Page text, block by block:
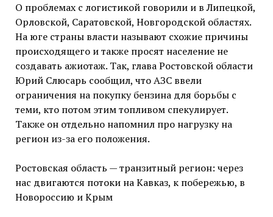
О проблемах с логистикой говорили и в Липецкой,
Орловской, Саратовской, Новгородской областях.
На юге страны власти называют схожие причины
происходящего и также просят население не
создавать ажиотаж. Так, глава Ростовской области
Юрий Слюсарь сообщил, что АЗС ввели
ограничения на покупку бензина для борьбы с
теми, кто потом этим топливом спекулирует.
Также он отдельно напомнил про нагрузку на
регион из-за его положения.
Ростовская область — транзитный регион: через
нас двигаются потоки на Кавказ, к побережью, в
Новороссию и Крым